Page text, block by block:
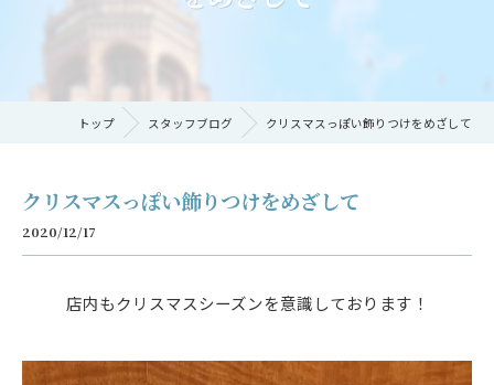
トップ スタッフブログ クリスマスっぽい飾りつけをめざして
クリスマスっぽい飾りつけをめざして
2020/12/17
店内もクリスマスシーズンを意識しております！